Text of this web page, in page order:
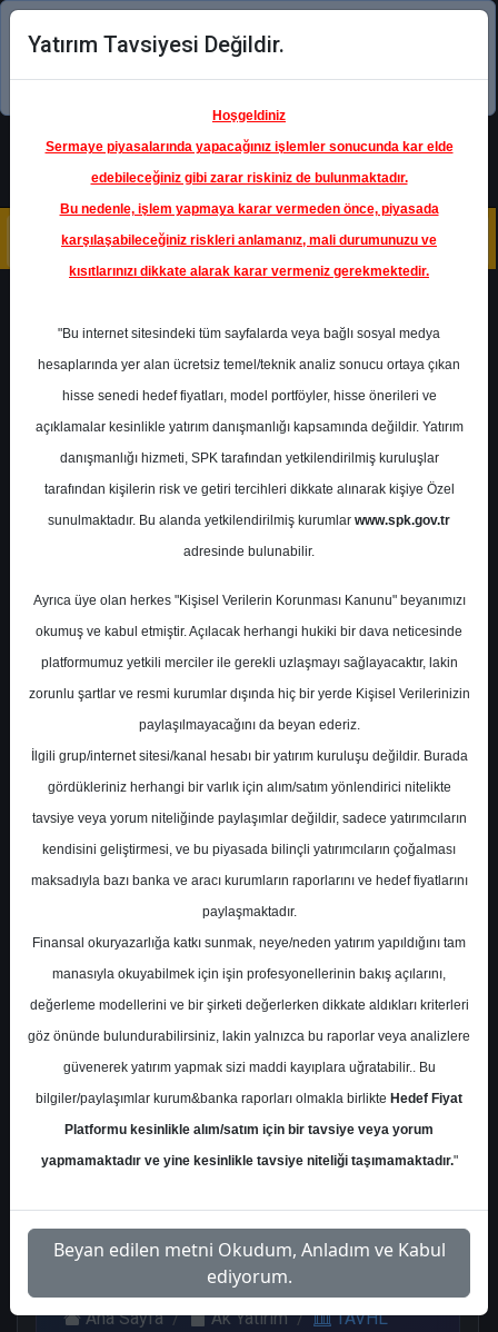
Şimdi uygulamayı indirin!
TAVHL- TAV HAVALİMANLARI
HOLDİNG A.Ş.
Hedef Fiyat 250.00 ₺
Getiri
%0.00
0
Get.
5
Çarşamba, 14 Şubat 2024
En Yüksek Tahmin 510,00 ₺
Ortalama Fiyat Tahmini 432,71 ₺
Ortalama Getiri Potansiyeli %52.36
Kurum Sayısı
18
Al
11
Endeks Üstü
6
Tavsiye Yok
1
Çarşamba, 14 Şubat 2024
Ana Sayfa Ak Yatırım
TAVHL
Yatırım Tavsiyesi Değildir.
Hoşgeldiniz
Sermaye piyasalarında yapacağınız işlemler sonucunda kar elde
edebileceğiniz gibi zarar riskiniz de bulunmaktadır.
Bu nedenle, işlem yapmaya karar vermeden önce, piyasada
karşılaşabileceğiniz riskleri anlamanız, mali durumunuzu ve
kısıtlarınızı dikkate alarak karar vermeniz gerekmektedir.
"Bu internet sitesindeki tüm sayfalarda veya bağlı sosyal medya
hesaplarında yer alan ücretsiz temel/teknik analiz sonucu ortaya çıkan
hisse senedi hedef fiyatları, model portföyler, hisse önerileri ve
açıklamalar kesinlikle yatırım danışmanlığı kapsamında değildir. Yatırım
danışmanlığı hizmeti, SPK tarafından yetkilendirilmiş kuruluşlar
tarafından kişilerin risk ve getiri tercihleri dikkate alınarak kişiye Özel
sunulmaktadır. Bu alanda yetkilendirilmiş kurumlar www.spk.gov.tr
adresinde bulunabilir.
Ayrıca üye olan herkes "Kişisel Verilerin Korunması Kanunu" beyanımızı
okumuş ve kabul etmiştir. Açılacak herhangi hukiki bir dava neticesinde
platformumuz yetkili merciler ile gerekli uzlaşmayı sağlayacaktır, lakin
zorunlu şartlar ve resmi kurumlar dışında hiç bir yerde Kişisel Verilerinizin
paylaşılmayacağını da beyan ederiz.
İlgili grup/internet sitesi/kanal hesabı bir yatırım kuruluşu değildir. Burada
gördükleriniz herhangi bir varlık için alım/satım yönlendirici nitelikte
tavsiye veya yorum niteliğinde paylaşımlar değildir, sadece yatırımcıların
kendisini geliştirmesi, ve bu piyasada bilinçli yatırımcıların çoğalması
maksadıyla bazı banka ve aracı kurumların raporlarını ve hedef fiyatlarını
paylaşmaktadır.
Finansal okuryazarlığa katkı sunmak, neye/neden yatırım yapıldığını tam
manasıyla okuyabilmek için işin profesyonellerinin bakış açılarını,
değerleme modellerini ve bir şirketi değerlerken dikkate aldıkları kriterleri
göz önünde bulundurabilirsiniz, lakin yalnızca bu raporlar veya analizlere
güvenerek yatırım yapmak sizi maddi kayıplara uğratabilir.. Bu
bilgiler/paylaşımlar kurum&banka raporları olmakla birlikte Hedef Fiyat
Platformu kesinlikle alım/satım için bir tavsiye veya yorum
yapmamaktadır ve yine kesinlikle tavsiye niteliği taşımamaktadır."
Beyan edilen metni Okudum, Anladım ve Kabul
ediyorum.